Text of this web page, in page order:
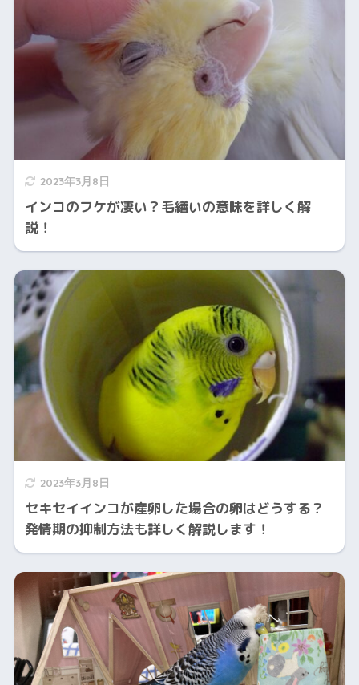
2023年3月8日
インコのフケが凄い？毛繕いの意味を詳しく解
説！
2023年3月8日
セキセイインコが産卵した場合の卵はどうする？
発情期の抑制方法も詳しく解説します！